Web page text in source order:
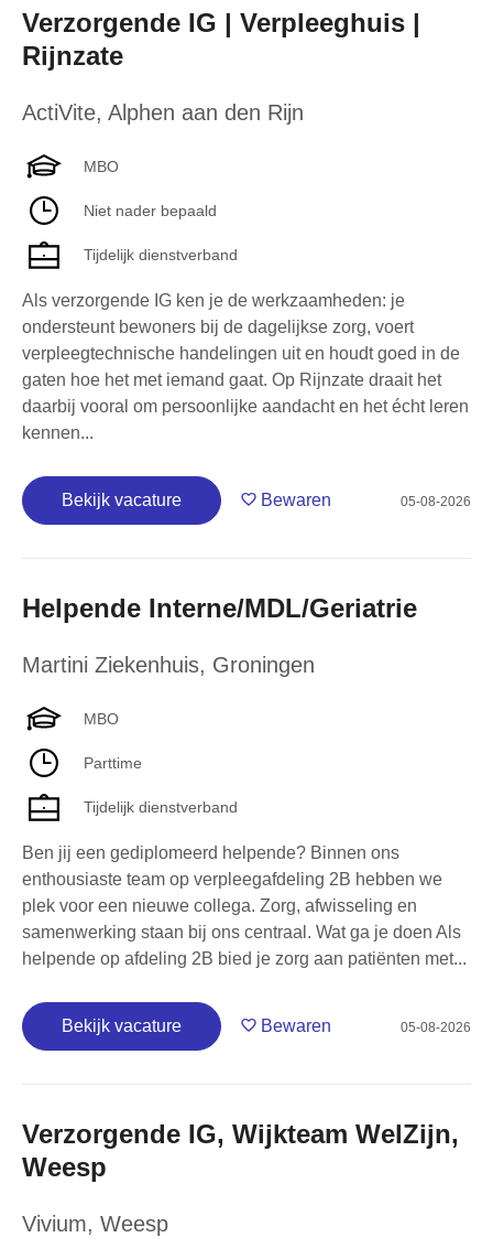
Verzorgende IG | Verpleeghuis |
Rijnzate
ActiVite, Alphen aan den Rijn
MBO
Niet nader bepaald
Tijdelijk dienstverband
Als verzorgende IG ken je de werkzaamheden: je
ondersteunt bewoners bij de dagelijkse zorg, voert
verpleegtechnische handelingen uit en houdt goed in de
gaten hoe het met iemand gaat. Op Rijnzate draait het
daarbij vooral om persoonlijke aandacht en het écht leren
kennen...
Bekijk vacature Bewaren 05-08-2026
Helpende Interne/MDL/Geriatrie
Martini Ziekenhuis, Groningen
MBO
Parttime
Tijdelijk dienstverband
Ben jij een gediplomeerd helpende? Binnen ons
enthousiaste team op verpleegafdeling 2B hebben we
plek voor een nieuwe collega. Zorg, afwisseling en
samenwerking staan bij ons centraal. Wat ga je doen Als
helpende op afdeling 2B bied je zorg aan patiënten met...
Bekijk vacature Bewaren 05-08-2026
Verzorgende IG, Wijkteam WelZijn,
Weesp
Vivium, Weesp